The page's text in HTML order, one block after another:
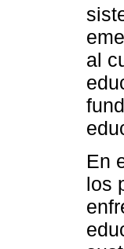
al
En
los